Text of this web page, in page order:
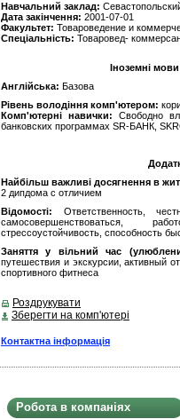
Навчальний заклад:
Дата закінчення: 2001-07-01
Факультет: Товароведение и
Спеціальність: Товаровед-
Іноземні
Англійська: Базова
Рівень володіння комп'ютером:
Комп'ютерні навички: Свободно
банковских программах SR-БАНК,
Найбільш важливі досягнення в
2 дипдома с отличием
Відомості: Ответственность,
самосовершенствоваться,
стрессоустойчивость, способность
Заняття у вільний час
путешествия и экскурсии, активный
спортивного фитнеса
Роздрукувати
Зберегти на комп'ютері
Контактна інформація
Робота в компаніях